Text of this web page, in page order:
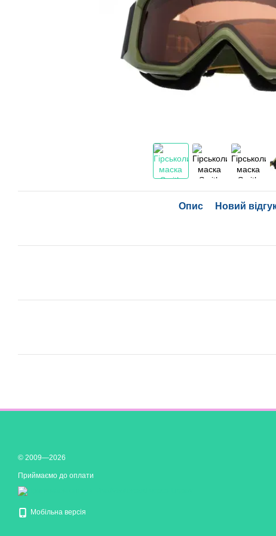
Опис Новий
© 2009—2026
Приймаємо до оплати
Мобільна версія